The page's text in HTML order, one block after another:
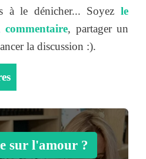
à le dénicher... Soyez le
, partager un
la discussion :).
sur l'amour ?